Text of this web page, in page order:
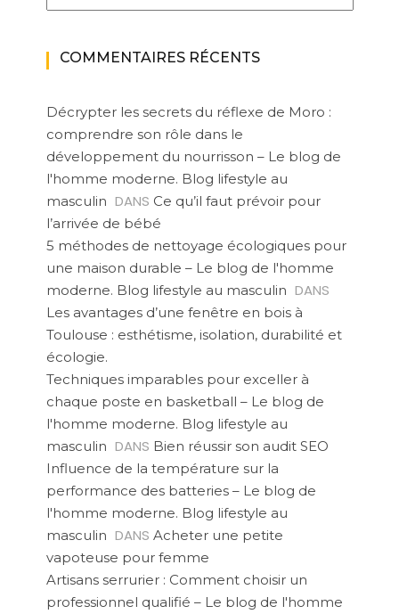
COMMENTAIRES RÉCENTS
Décrypter les secrets du réflexe de Moro :
comprendre son rôle dans le
développement du nourrisson – Le blog de
l'homme moderne. Blog lifestyle au
masculin DANS Ce qu’il faut prévoir pour
l’arrivée de bébé
5 méthodes de nettoyage écologiques pour
une maison durable – Le blog de l'homme
moderne. Blog lifestyle au masculin DANS
Les avantages d’une fenêtre en bois à
Toulouse : esthétisme, isolation, durabilité et
écologie.
Techniques imparables pour exceller à
chaque poste en basketball – Le blog de
l'homme moderne. Blog lifestyle au
masculin DANS Bien réussir son audit SEO
Influence de la température sur la
performance des batteries – Le blog de
l'homme moderne. Blog lifestyle au
masculin DANS Acheter une petite
vapoteuse pour femme
Artisans serrurier : Comment choisir un
professionnel qualifié – Le blog de l'homme